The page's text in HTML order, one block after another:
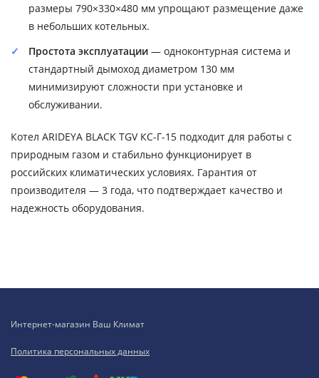
размеры 790×330×480 мм упрощают размещение даже
в небольших котельных.
Простота эксплуатации — одноконтурная система и
стандартный дымоход диаметром 130 мм
минимизируют сложности при установке и
обслуживании.
Котел ARIDEYA BLACK TGV КС-Г-15 подходит для работы с
природным газом и стабильно функционирует в
российских климатических условиях. Гарантия от
производителя — 3 года, что подтверждает качество и
надежность оборудования.
Интернет-магазин Ваш Климат
Политика персональных данных